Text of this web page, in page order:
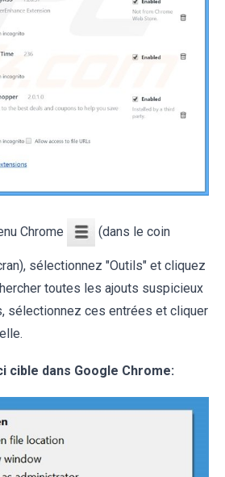
Chrome (dans le coin
sélectionnez "Outils" et cliquez
toutes les ajouts suspicieux
sélectionnez ces entrées et cliquer
cible dans Google Chrome: